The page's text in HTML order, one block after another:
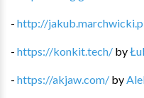
- http://
- https://konkit.tech/ by
- https://akjaw.com/ by